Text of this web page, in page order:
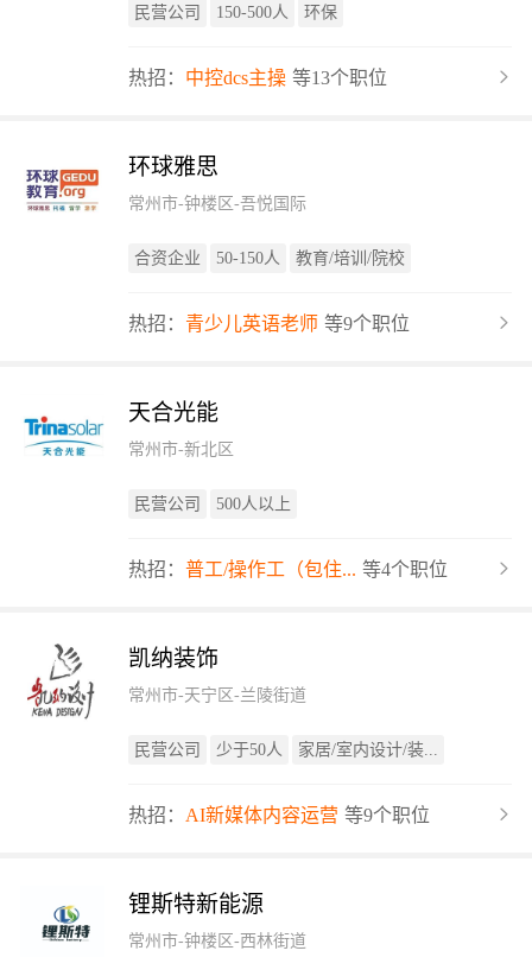
民营公司 150-500人 环保
热招： 中控dcs主操 等13个职位
环球雅思
常州市-钟楼区-吾悦国际
合资企业 50-150人 教育/培训/院校
热招： 青少儿英语老师 等9个职位
天合光能
常州市-新北区
民营公司 500人以上
热招： 普工/操作工（包住... 等4个职位
凯纳装饰
常州市-天宁区-兰陵街道
民营公司 少于50人 家居/室内设计/装...
热招： AI新媒体内容运营 等9个职位
锂斯特新能源
常州市-钟楼区-西林街道